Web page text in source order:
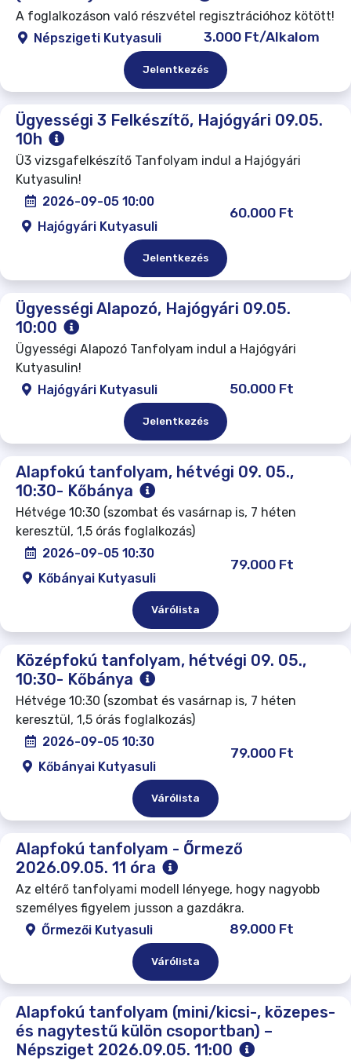
A foglalkozáson való részvétel regisztrációhoz kötött!
Népszigeti Kutyasuli
3.000 Ft/Alkalom
Jelentkezés
Ügyességi 3 Felkészítő, Hajógyári 09.05.
10h
Ü3 vizsgafelkészítő Tanfolyam indul a Hajógyári
Kutyasulin!
2026-09-05 10:00
Hajógyári Kutyasuli
60.000 Ft
Jelentkezés
Ügyességi Alapozó, Hajógyári 09.05.
10:00
Ügyességi Alapozó Tanfolyam indul a Hajógyári
Kutyasulin!
Hajógyári Kutyasuli
50.000 Ft
Jelentkezés
Alapfokú tanfolyam, hétvégi 09. 05.,
10:30- Kőbánya
Hétvége 10:30 (szombat és vasárnap is, 7 héten
keresztül, 1,5 órás foglalkozás)
2026-09-05 10:30
Kőbányai Kutyasuli
79.000 Ft
Várólista
Középfokú tanfolyam, hétvégi 09. 05.,
10:30- Kőbánya
Hétvége 10:30 (szombat és vasárnap is, 7 héten
keresztül, 1,5 órás foglalkozás)
2026-09-05 10:30
Kőbányai Kutyasuli
79.000 Ft
Várólista
Alapfokú tanfolyam - Őrmező
2026.09.05. 11 óra
Az eltérő tanfolyami modell lényege, hogy nagyobb
személyes figyelem jusson a gazdákra.
Őrmezői Kutyasuli
89.000 Ft
Várólista
Alapfokú tanfolyam (mini/kicsi-, közepes-
és nagytestű külön csoportban) –
Népsziget 2026.09.05. 11:00